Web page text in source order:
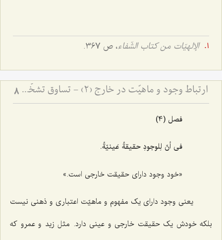
الإلهیّات من کتاب الشّفاء، ص 367.
ارتباط وجود و ماهیّت در خارج (2) - تساوق تشخّص و شیئیّت با وجود 8
فصل (4)
فی أنّ لِلوجودِ حقیقةً عَینیّةً.
«خود وجود دارای حقیقت خارجی است.»
یعنی وجود دارای یک مفهوم و ماهیّت اعتباری و ذهنی نیست
بلکه خودش یک حقیقت خارجی و عینی دارد. مثل زید و عمرو که